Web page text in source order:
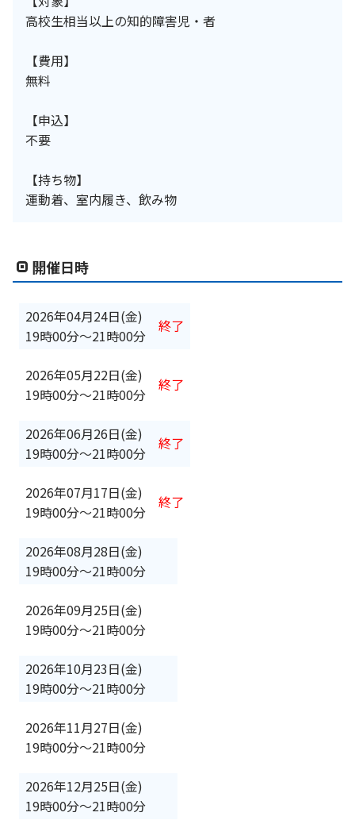
高校生相当以上の知的障害児・者
【費用】
無料
【申込】
不要
【持ち物】
運動着、室内履き、飲み物
開催日時
2026年04月24日(金)
19時00分〜21時00分
終了
2026年05月22日(金)
19時00分〜21時00分
終了
2026年06月26日(金)
19時00分〜21時00分
終了
2026年07月17日(金)
19時00分〜21時00分
終了
2026年08月28日(金)
19時00分〜21時00分
2026年09月25日(金)
19時00分〜21時00分
2026年10月23日(金)
19時00分〜21時00分
2026年11月27日(金)
19時00分〜21時00分
2026年12月25日(金)
19時00分〜21時00分